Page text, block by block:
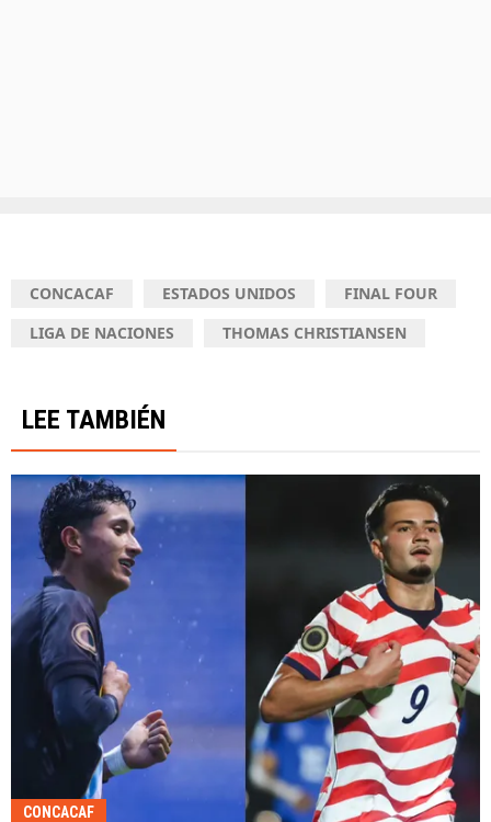
CONCACAF ESTADOS UNIDOS
FINAL FOUR
LIGA DE NACIONES
THOMAS CHRISTIANSEN
LEE TAMBIÉN
CONCACAF